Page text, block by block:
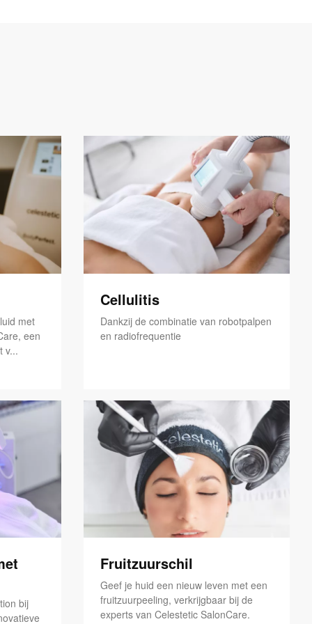
met
een
v...
Cellulitis
Dankzij de combinatie van robotpalpen
en radiofrequentie
bij
Fruitzuurschil
Geef je huid een nieuw leven met een
fruitzuurpeeling, verkrijgbaar bij de
experts van Celestetic SalonCare.